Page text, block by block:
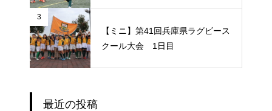
3
【ミニ】第41回兵庫県ラグビース
クール大会 1日目
最近の投稿